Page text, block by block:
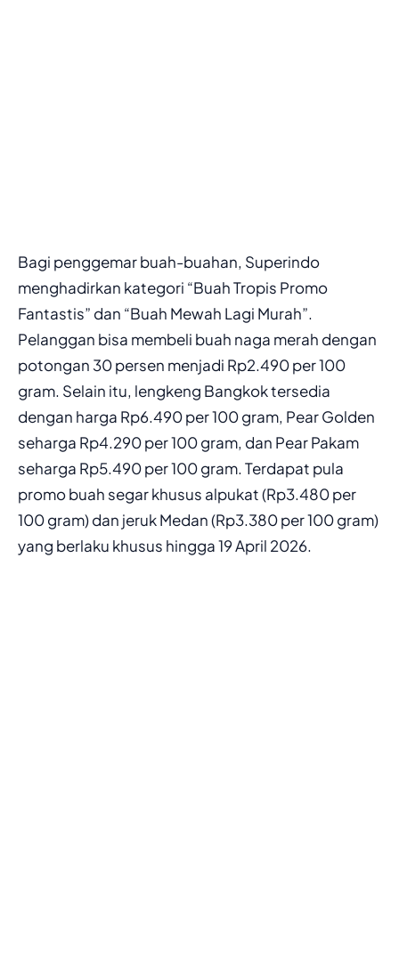
Bagi penggemar buah-buahan, Superindo
menghadirkan kategori “Buah Tropis Promo
Fantastis” dan “Buah Mewah Lagi Murah”.
Pelanggan bisa membeli buah naga merah dengan
potongan 30 persen menjadi Rp2.490 per 100
gram. Selain itu, lengkeng Bangkok tersedia
dengan harga Rp6.490 per 100 gram, Pear Golden
seharga Rp4.290 per 100 gram, dan Pear Pakam
seharga Rp5.490 per 100 gram. Terdapat pula
promo buah segar khusus alpukat (Rp3.480 per
100 gram) dan jeruk Medan (Rp3.380 per 100 gram)
yang berlaku khusus hingga 19 April 2026.